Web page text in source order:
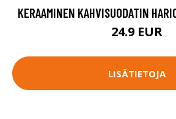
KERAAMINEN KAHVISUODATIN
24.9 EUR
LISÄTIETOJA